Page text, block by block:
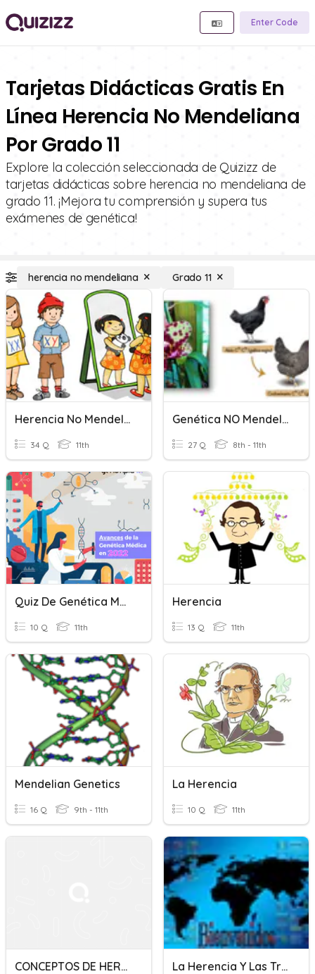
Enter Code
Tarjetas Didácticas Gratis En
Línea Herencia No Mendeliana
Por Grado 11
Explore la colección seleccionada de Quizizz de
tarjetas didácticas sobre herencia no mendeliana de
grado 11. ¡Mejora tu comprensión y supera tus
exámenes de genética!
herencia no mendeliana Grado 11
Herencia No Mendeliana
34 Q 11th
Genética NO Mendeliana
27 Q 8th - 11th
Quiz De Genética Mendeliana
10 Q 11th
Herencia
13 Q 11th
Mendelian Genetics
16 Q 9th - 11th
La Herencia
10 Q 11th
CONCEPTOS DE HERENCIA MENDELIANA La Herencia Y Las Tradiciones